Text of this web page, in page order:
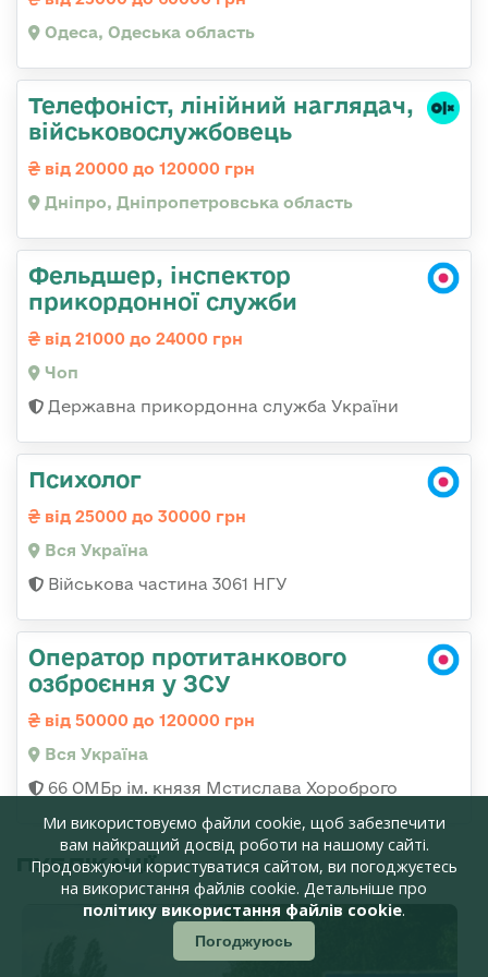
Одеса, Одеська область
Телефоніст, лінійний наглядач,
військовослужбовець
від 20000 до 120000 грн
Дніпро, Дніпропетровська область
Фельдшер, інспектор
прикордонної служби
від 21000 до 24000 грн
Чоп
Державна прикордонна служба України
Психолог
від 25000 до 30000 грн
Вся Україна
Військова частина 3061 НГУ
Оператор протитанкового
озброєння у ЗСУ
від 50000 до 120000 грн
Вся Україна
66 ОМБр ім. князя Мстислава Хороброго
ПУБЛІКАЦІЇ
Ми використовуємо файли cookie, щоб забезпечити
вам найкращий досвід роботи на нашому сайті.
Продовжуючи користуватися сайтом, ви погоджуєтесь
на використання файлів cookie. Детальніше про
політику використання файлів cookie.
Погоджуюсь